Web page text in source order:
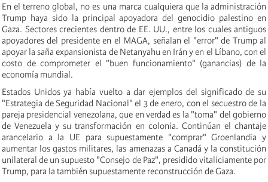
En el terreno global, no es una marca cualquiera que la administración
Trump haya sido la principal apoyadora del genocidio palestino en
Gaza. Sectores crecientes dentro de EE. UU., entre los cuales antiguos
apoyadores del presidente en el MAGA, señalan el "error" de Trump al
apoyar la saña expansionista de Netanyahu en Irán y en el Líbano, con el
costo de comprometer el "buen funcionamiento" (ganancias) de la
economía mundial.
Estados Unidos ya había vuelto a dar ejemplos del significado de su
"Estrategia de Seguridad Nacional" el 3 de enero, con el secuestro de la
pareja presidencial venezolana, que en verdad es la "toma" del gobierno
de Venezuela y su transformación en colonia. Continúan el chantaje
arancelario a la UE para supuestamente "comprar" Groenlandia y
aumentar los gastos militares, las amenazas a Canadá y la constitución
unilateral de un supuesto "Consejo de Paz", presidido vitaliciamente por
Trump, para la también supuestamente reconstrucción de Gaza.